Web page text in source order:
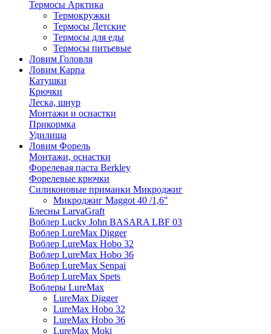
Термосы Арктика
Термокружки
Термосы Детские
Термосы для еды
Термосы питьевые
Ловим Головля
Ловим Карпа
Катушки
Крючки
Леска, шнур
Монтажи и оснастки
Прикормка
Удилища
Ловим Форель
Монтажи, оснастки
Форелевая паста Berkley
Форелевые крючки
Силиконовые приманки Микроджиг
Микроджиг Maggot 40 /1,6"
Блесны LarvaGraft
Воблер Lucky John BASARA LBF 03
Воблер LureMax Digger
Воблер LureMax Hobo 32
Воблер LureMax Hobo 36
Воблер LureMax Senpai
Воблер LureMax Spets
Воблеры LureMax
LureMax Digger
LureMax Hobo 32
LureMax Hobo 36
LureMax Moki